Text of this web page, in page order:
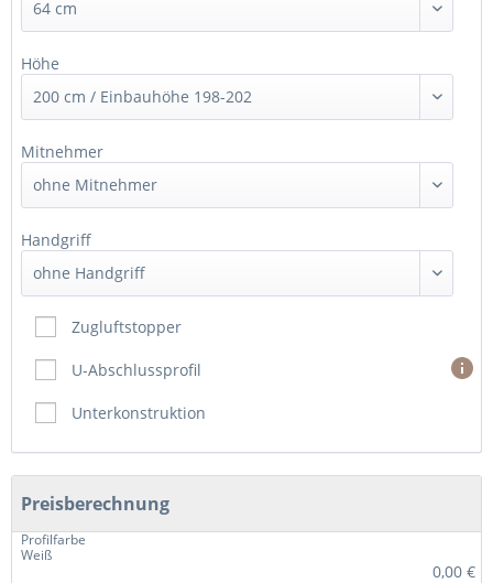
Höhe
Mitnehmer
Handgriff
Zugluftstopper
U-Abschlussprofil
Unterkonstruktion
Preisberechnung
Profilfarbe
Weiß
0,00 €